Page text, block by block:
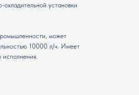
установки
может
10000 л/ч. Имеет